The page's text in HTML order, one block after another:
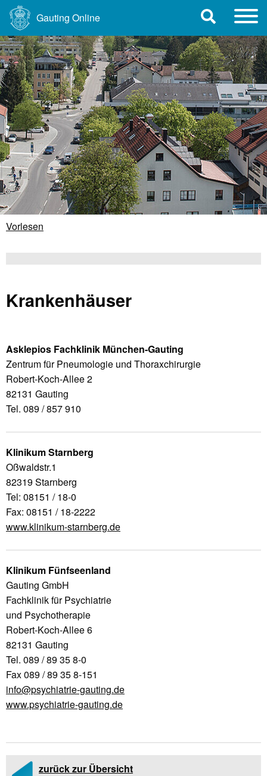
Gauting Online
Vorlesen
Krankenhäuser
Asklepios Fachklinik München-Gauting
Zentrum für Pneumologie und Thoraxchirurgie
Robert-Koch-Allee 2
82131 Gauting
Tel. 089 / 857 910
Klinikum Starnberg
Oßwaldstr.1
82319 Starnberg
Tel: 08151 / 18-0
Fax: 08151 / 18-2222
www.klinikum-starnberg.de
Klinikum Fünfseenland
Gauting GmbH
Fachklinik für Psychiatrie
und Psychotherapie
Robert-Koch-Allee 6
82131 Gauting
Tel. 089 / 89 35 8-0
Fax 089 / 89 35 8-151
info@psychiatrie-gauting.de
www.psychiatrie-gauting.de
zurück zur Übersicht